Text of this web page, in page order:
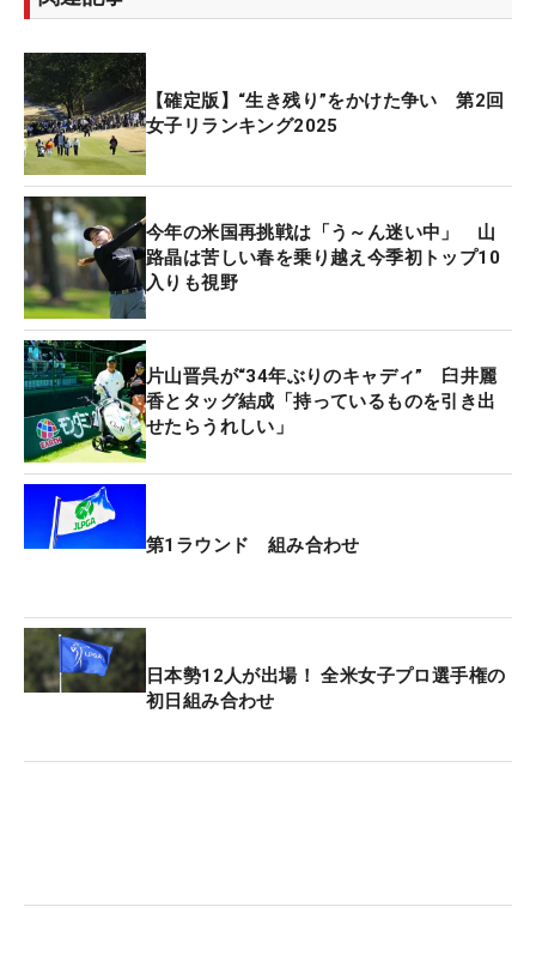
【確定版】“生き残り”をかけた争い 第2回
女子リランキング2025
今年の米国再挑戦は「う～ん迷い中」 山
路晶は苦しい春を乗り越え今季初トップ10
入りも視野
片山晋呉が“34年ぶりのキャディ” 臼井麗
香とタッグ結成「持っているものを引き出
せたらうれしい」
第1ラウンド 組み合わせ
日本勢12人が出場！ 全米女子プロ選手権の
初日組み合わせ